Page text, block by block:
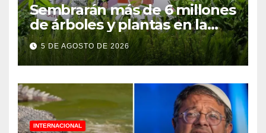
Sembrarán más de 6 millones
de árboles y plantas en la
Jornada Nacional de
Reforestación 2026
5 DE AGOSTO DE 2026
INTERNACIONAL